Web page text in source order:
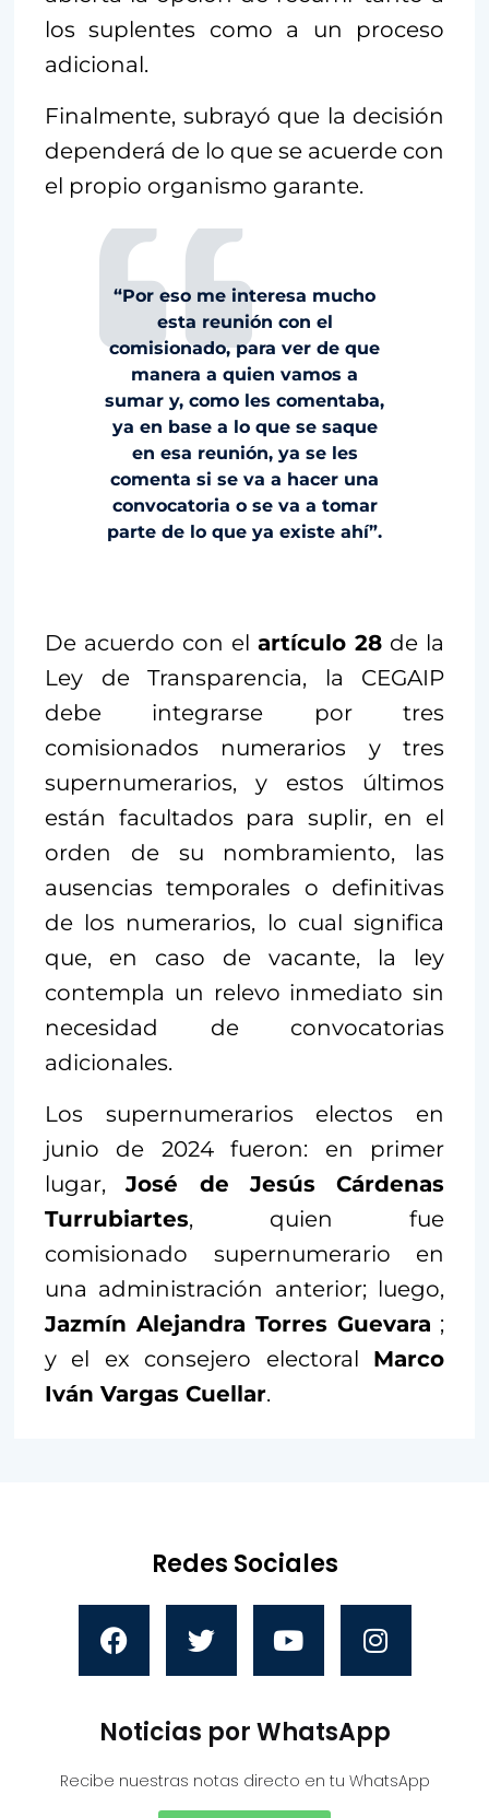
los suplentes como a un proceso
adicional.
Finalmente, subrayó que la decisión
dependerá de lo que se acuerde con
el propio organismo garante.
“Por eso me interesa mucho
esta reunión con el
comisionado, para ver de que
manera a quien vamos a
sumar y, como les comentaba,
ya en base a lo que se saque
en esa reunión, ya se les
comenta si se va a hacer una
convocatoria o se va a tomar
parte de lo que ya existe ahí”.
De acuerdo con el artículo 28 de la
Ley de Transparencia, la CEGAIP
debe integrarse por tres
comisionados numerarios y tres
supernumerarios, y estos últimos
están facultados para suplir, en el
orden de su nombramiento, las
ausencias temporales o definitivas
de los numerarios, lo cual significa
que, en caso de vacante, la ley
contempla un relevo inmediato sin
necesidad de convocatorias
adicionales.
Los supernumerarios electos en
junio de 2024 fueron: en primer
lugar,José de Jesús Cárdenas
Turrubiartes, quien fue
comisionado supernumerario en
una administración anterior; luego,
Jazmín Alejandra Torres Guevara ;
y el ex consejero electoral Marco
Iván Vargas Cuellar.
Redes Sociales
Noticias por WhatsApp
Recibe nuestras notas directo en tu WhatsApp